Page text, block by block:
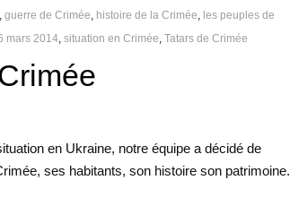
,guerre de Crimée histoire de la Crimée
les peuples de
mars 2014 ,situation en Crimée ,Tatars de Crimée
en Ukraine, notre équipe a décidé de
ses habitants, son histoire son patrimoine.